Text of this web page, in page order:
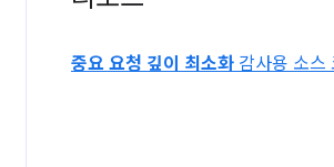
중요 요청 깊이 최소화 감사용 소스